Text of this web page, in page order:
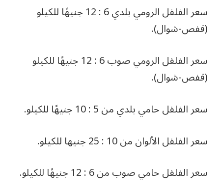
سعر الفلفل الرومي بلدي 6 : 12 جنيهًا للكيلو
(قفص-شوال).
سعر الفلفل الرومي صوب 6 : 12 جنيهًا للكيلو
(قفص-شوال).
سعر الفلفل حامي بلدي من 5 : 10 جنيهًا للكيلو.
سعر الفلفل الألوان من 10 : 25 جنيها للكيلو.
سعر الفلفل حامي صوب من 6 : 12 جنيهًا للكيلو.